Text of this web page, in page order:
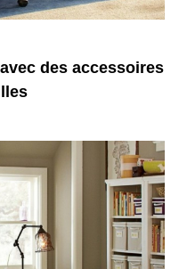
des accessoires